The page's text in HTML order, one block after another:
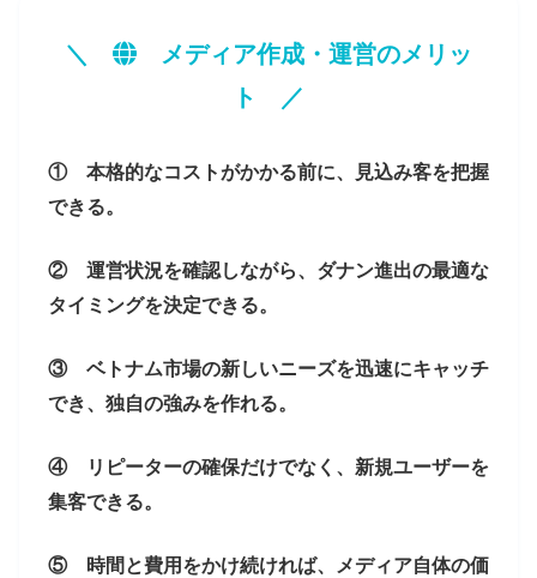
＼
メディア作成・運営のメリッ
ト ／
① 本格的なコストがかかる前に、見込み客を把握
できる。
② 運営状況を確認しながら、ダナン進出の最適な
タイミングを決定できる。
③ ベトナム市場の新しいニーズを迅速にキャッチ
でき、独自の強みを作れる。
④ リピーターの確保だけでなく、新規ユーザーを
集客できる。
⑤ 時間と費用をかけ続ければ、メディア自体の価